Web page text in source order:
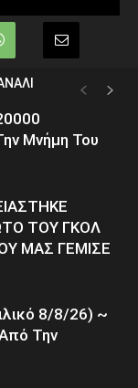
Μνήμη Του
ΤΟΥ ΓΚΟΛ
ΜΑΣ ΓΕΜΙΣΕ
8/8/26) ~
Την